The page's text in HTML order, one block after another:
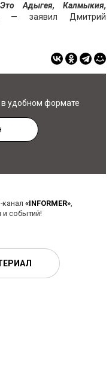
Адыгея, Калмыкия,
— заявил Дмитрий
удобном формате
«INFORMER»,
и событий!